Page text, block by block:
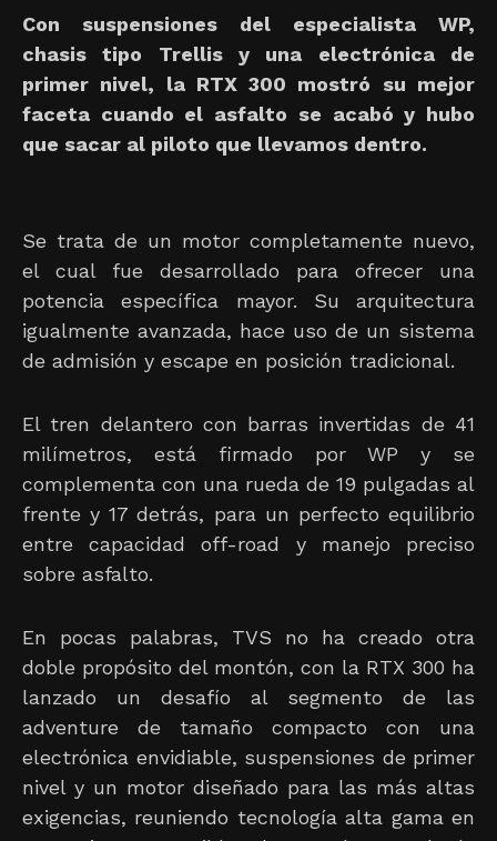
Con suspensiones del especialista WP,
chasis tipo Trellis y una electrónica de
primer nivel, la RTX 300 mostró su mejor
faceta cuando el asfalto se acabó y hubo
que sacar al piloto que llevamos dentro.
Se trata de un motor completamente nuevo,
el cual fue desarrollado para ofrecer una
potencia específica mayor. Su arquitectura
igualmente avanzada, hace uso de un sistema
de admisión y escape en posición tradicional.
El tren delantero con barras invertidas de 41
milímetros, está firmado por WP y se
complementa con una rueda de 19 pulgadas al
frente y 17 detrás, para un perfecto equilibrio
entre capacidad off-road y manejo preciso
sobre asfalto.
En pocas palabras, TVS no ha creado otra
doble propósito del montón, con la RTX 300 ha
lanzado un desafío al segmento de las
adventure de tamaño compacto con una
electrónica envidiable, suspensiones de primer
nivel y un motor diseñado para las más altas
exigencias, reuniendo tecnología alta gama en